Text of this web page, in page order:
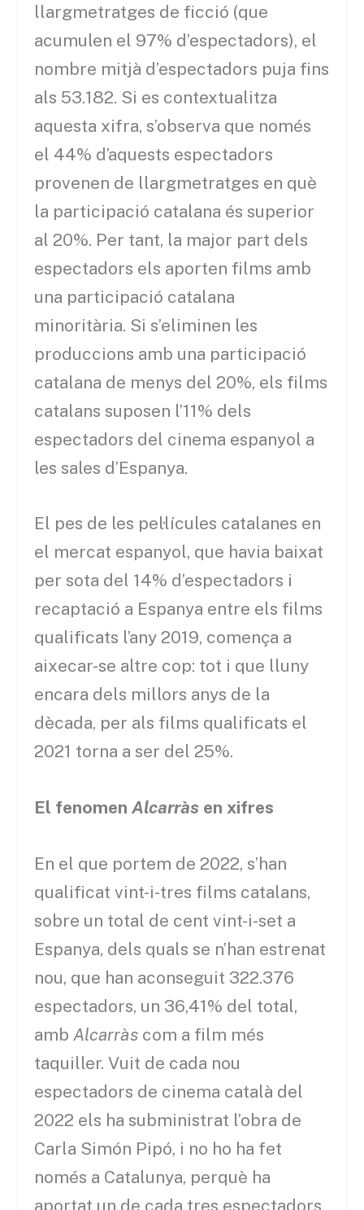
llargmetratges de ficció (que
acumulen el 97% d’espectadors), el
nombre mitjà d’espectadors puja fins
als 53.182. Si es contextualitza
aquesta xifra, s’observa que només
el 44% d’aquests espectadors
provenen de llargmetratges en què
la participació catalana és superior
al 20%. Per tant, la major part dels
espectadors els aporten films amb
una participació catalana
minoritària. Si s’eliminen les
produccions amb una participació
catalana de menys del 20%, els films
catalans suposen l’11% dels
espectadors del cinema espanyol a
les sales d’Espanya.
El pes de les pel·lícules catalanes en
el mercat espanyol, que havia baixat
per sota del 14% d’espectadors i
recaptació a Espanya entre els films
qualificats l’any 2019, comença a
aixecar-se altre cop: tot i que lluny
encara dels millors anys de la
dècada, per als films qualificats el
2021 torna a ser del 25%.
El fenomenAlcarràs en xifres
En el que portem de 2022, s’han
qualificat vint-i-tres films catalans,
sobre un total de cent vint-i-set a
Espanya, dels quals se n’han estrenat
nou, que han aconseguit 322.376
espectadors, un 36,41% del total,
amb Alcarràs com a film més
taquiller. Vuit de cada nou
espectadors de cinema català del
2022 els ha subministrat l’obra de
Carla Simón Pipó, i no ho ha fet
només a Catalunya, perquè ha
aportat un de cada tres espectadors